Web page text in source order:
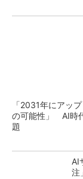
「2031年にアッ
の可能性」 AI時
題
AI
注